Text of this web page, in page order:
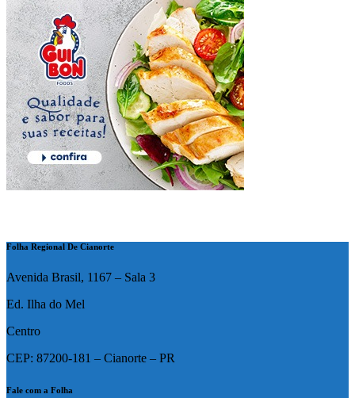
Folha Regional De Cianorte
Avenida Brasil, 1167 – Sala 3
Ed. Ilha do Mel
Centro
CEP: 87200-181 – Cianorte – PR
Fale com a Folha